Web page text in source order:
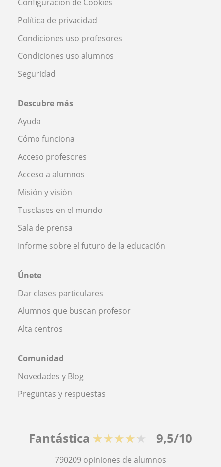
Configuración de Cookies
Política de privacidad
Condiciones uso profesores
Condiciones uso alumnos
Seguridad
Descubre más
Ayuda
Cómo funciona
Acceso profesores
Acceso a alumnos
Misión y visión
Tusclases en el mundo
Sala de prensa
Informe sobre el futuro de la educación
Únete
Dar clases particulares
Alumnos que buscan profesor
Alta centros
Comunidad
Novedades y Blog
Preguntas y respuestas
Fantástica ★★★★★ 9,5/10
790209 opiniones de alumnos